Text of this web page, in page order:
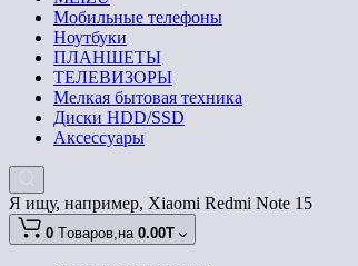
Мобильные телефоны
Ноутбуки
ПЛАНШЕТЫ
ТЕЛЕВИЗОРЫ
Мелкая бытовая техника
Диски HDD/SSD
Аксессуары
Я ищу, например, Xiaomi Redmi Note 15
0 Tоваров,на 0.00T